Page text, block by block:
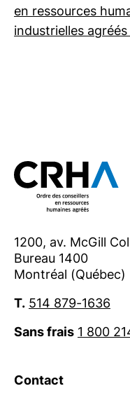
en ressources
industrielles
1200, av. McGill
Bureau 1400
Montréal (Québec)
T. 514 879-1636
Sans frais 1 800
Contact